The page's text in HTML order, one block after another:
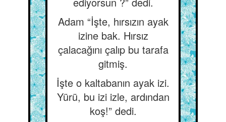
Adam “İşte, hırsızın ayak
izine bak. Hırsız
çalacağını çalıp bu tarafa
gitmiş.
İşte o kaltabanın ayak izi.
Yürü, bu izi izle, ardından
koş!” dedi.